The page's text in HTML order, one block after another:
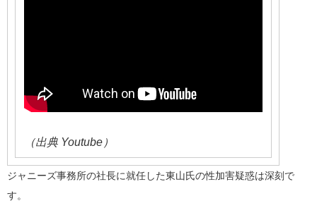
（出典 Youtube）
ジャニーズ事務所の社長に就任した東山氏の性加害疑惑は深刻で
す。